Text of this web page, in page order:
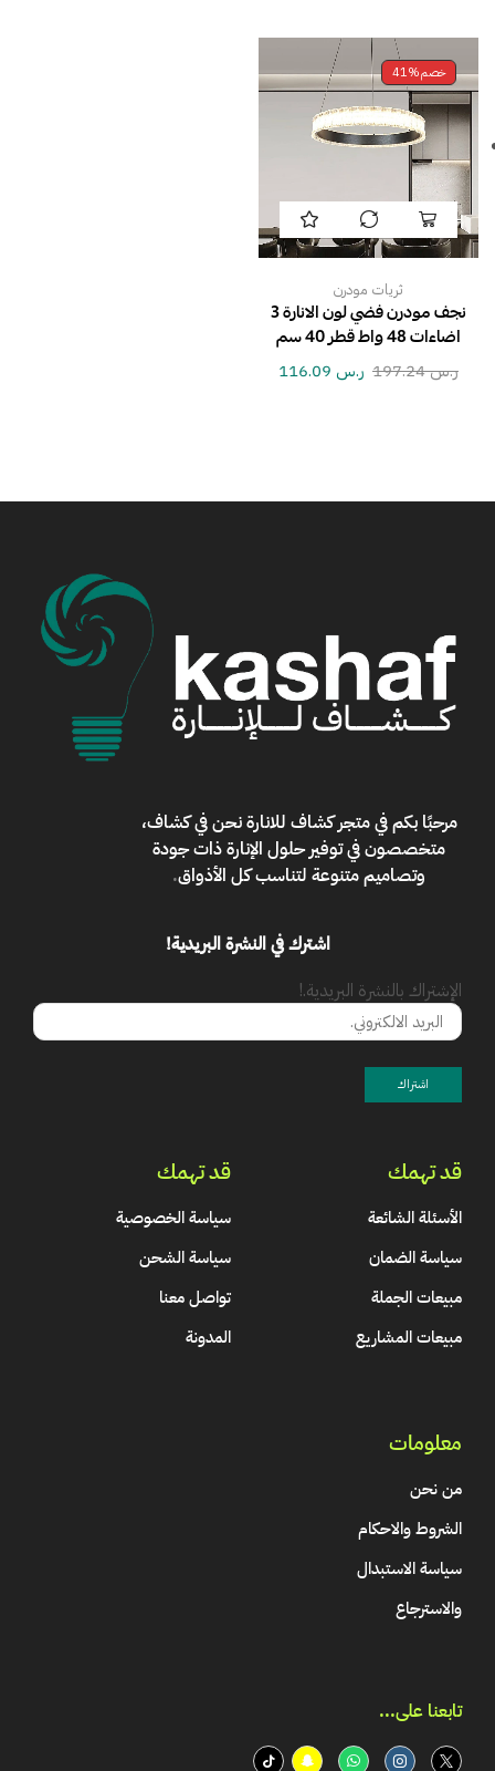
خصم41%
ثريات مودرن
نجف مودرن فضي لون الانارة 3
اضاءات 48 واط قطر 40 سم
ر.س197.24 ر.س
مرحبًا بكم فيمتجر كشاف للانارةنحن في كشاف،
متخصصون في توفير حلول الإنارة ذات جودة
وتصاميم متنوعة لتناسب كل الأذواق.
اشترك في النشرة البريدية!
الإشتراك بالنشرة البريدية.!
قد تهمك
الأسئلة الشائعة
سياسة الضمان
مبيعات الجملة
مبيعات المشاريع
قد تهمك
سياسة الخصوصية
سياسة الشحن
تواصل معنا
المدونة
معلومات
من نحن
الشروط والاحكام
سياسة الاستبدال
والاسترجاع
تابعنا على...​